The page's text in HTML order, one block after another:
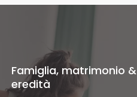
Famiglia, matrimonio &
eredità